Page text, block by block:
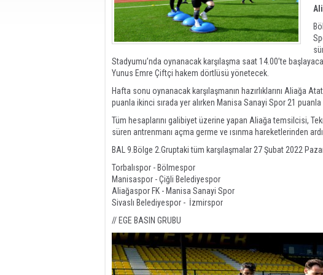
Stadyumu’nda oynanacak karşılaşma saat 14.00’te
Yunus Emre Çiftçi hakem dörtlüsü yönetecek.
Hafta sonu oynanacak karşılaşmanın hazırlıklarını Aliağa
puanla ikinci sırada yer alırken Manisa Sanayi Spor 21
Tüm hesaplarını galibiyet üzerine yapan Aliağa temsilcisi,
süren antrenmanı açma germe ve ısınma hareketlerinden
BAL 9.Bölge 2.Gruptaki tüm karşılaşmalar 27 Şubat 2022
Torbalıspor - Bölmespor
Manisaspor - Çiğli Belediyespor
Aliağaspor FK - Manisa Sanayi Spor
Sivaslı Belediyespor - İzmirspor
// EGE BASIN GRUBU